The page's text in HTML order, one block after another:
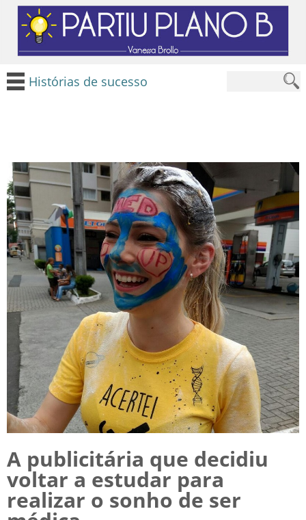
Histórias de sucesso
A publicitária que decidiu
voltar a estudar para
realizar o sonho de ser